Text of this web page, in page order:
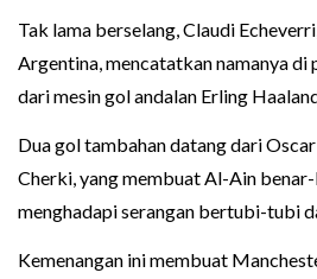
Tak lama berselang, Claudi
Argentina, mencatatkan namanya di
dari mesin gol andalan Erling
Dua gol tambahan datang dari
Cherki, yang membuat Al-Ain
menghadapi serangan bertubi-tubi
Kemenangan ini membuat